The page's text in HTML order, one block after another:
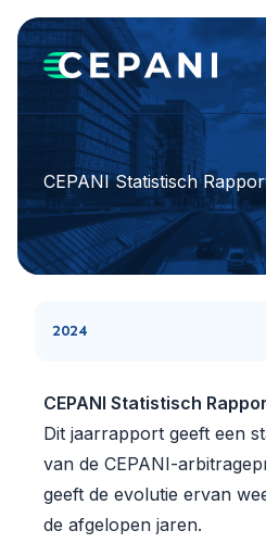
CEPANI Statistisch
2024
CEPANI Statistisch
Dit jaarrapport geeft een
van de CEPANI-
geeft de evolutie ervan
de afgelopen jaren.